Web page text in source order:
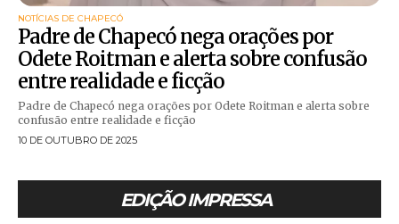
NOTÍCIAS DE CHAPECÓ
Padre de Chapecó nega orações por
Odete Roitman e alerta sobre confusão
entre realidade e ficção
Padre de Chapecó nega orações por Odete Roitman e alerta sobre
confusão entre realidade e ficção
10 DE OUTUBRO DE 2025
EDIÇÃO IMPRESSA